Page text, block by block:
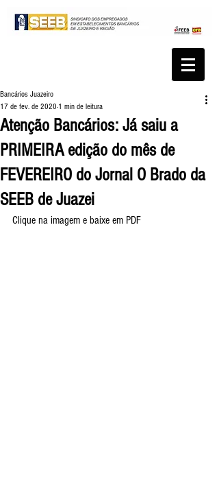
Atenção Bancários: Já saiu a
PRIMEIRA edição do mês de
FEVEREIRO do Jornal O Brado da
SEEB de Juazei
Bancários Juazeiro
17 de fev. de 2020 1 min de leitura
Clique na imagem e baixe em PDF